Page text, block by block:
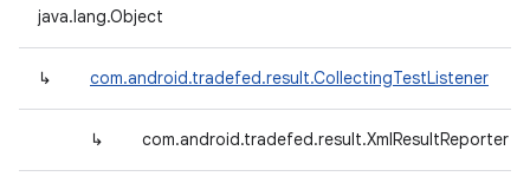
java.lang.Object
↳ com.android.tradefed.result.CollectingTestListener
↳ com.android.tradefed.result.XmlResultReporter